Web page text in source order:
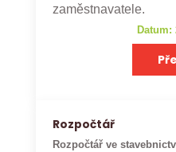
zaměstnavatele.
Datum:
Rozpočtář
Rozpočtář ve